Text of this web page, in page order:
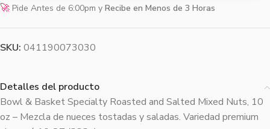
🚀 Pide Antes de 6:00pm y Recibe en Menos de 3 Horas
SKU: 041190073030
Detalles del producto
Bowl & Basket Specialty Roasted and Salted Mixed Nuts, 10
oz – Mezcla de nueces tostadas y saladas. Variedad premium